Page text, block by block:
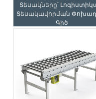
Տեսակները՝
Տեսակավորման
Գիծ